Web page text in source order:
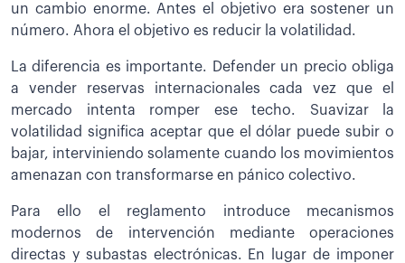
un cambio enorme. Antes el objetivo era sostener un
número. Ahora el objetivo es reducir la volatilidad.
La diferencia es importante. Defender un precio obliga
a vender reservas internacionales cada vez que el
mercado intenta romper ese techo. Suavizar la
volatilidad significa aceptar que el dólar puede subir o
bajar, interviniendo solamente cuando los movimientos
amenazan con transformarse en pánico colectivo.
Para ello el reglamento introduce mecanismos
modernos de intervención mediante operaciones
directas y subastas electrónicas. En lugar de imponer